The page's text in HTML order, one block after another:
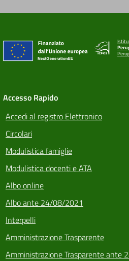
Accesso Rapido
Accedi al registro Elettronico
Circolari
Modulistica famiglie
Modulistica docenti e ATA
Albo online
Albo ante 24/08/2021
Interpelli
Amministrazione Trasparente
Amministrazione Trasparente ante